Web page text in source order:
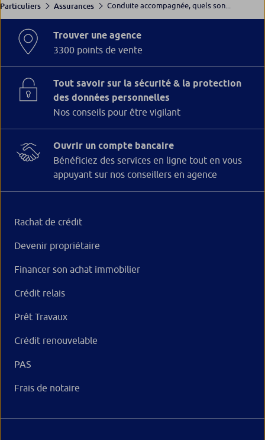
Particuliers Assurances Conduite accompagnée, quels son...
Trouver une agence
3300 points de vente
Tout savoir sur la sécurité & la protection
des données personnelles
Nos conseils pour être vigilant
Ouvrir un compte bancaire
Bénéficiez des services en ligne tout en vous
appuyant sur nos conseillers en agence
Rachat de crédit
Devenir propriétaire
Financer son achat immobilier
Crédit relais
Prêt Travaux
Crédit renouvelable
PAS
Frais de notaire